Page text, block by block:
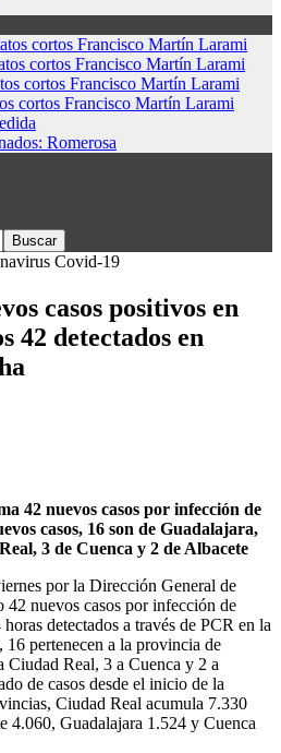
cortos Francisco Martín Larami
cortos Francisco Martín Larami
cortos Francisco Martín Larami
cortos Francisco Martín Larami
Romerosa
Covid-19
casos positivos en
42 detectados en
42 nuevos casos por infección de
casos, 16 son de Guadalajara,
3 de Cuenca y 2 de Albacete
por la Dirección General de
nuevos casos por infección de
detectados a través de PCR en la
pertenecen a la provincia de
Ciudad Real, 3 a Cuenca y 2 a
de casos desde el inicio de la
Ciudad Real acumula 7.330
4.060, Guadalajara 1.524 y Cuenca